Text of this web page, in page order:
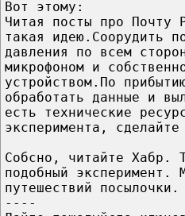
Вот этому:
Читая посты про Почту
такая идею.Соорудить
давления по всем
микрофоном и
устройством.По
обработать данные и
есть технические
эксперимента,
Собсно, читайте Хабр.
подобный эксперимент.
путешествий посылочки.
----